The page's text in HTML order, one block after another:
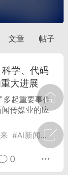
文章 帖子
学、代码
大进展
多起重要事件
传媒业的应
#AI新闻传媒 #
0